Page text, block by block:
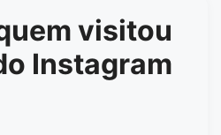
visitou
Instagram